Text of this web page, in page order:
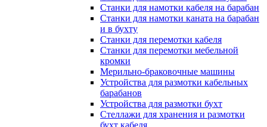
Станки для намотки кабеля на барабан
Станки для намотки каната на барабан
и в бухту
Станки для перемотки кабеля
Станки для перемотки мебельной
кромки
Мерильно-браковочные машины
Устройства для размотки кабельных
барабанов
Устройства для размотки бухт
Стеллажи для хранения и размотки
бухт кабеля